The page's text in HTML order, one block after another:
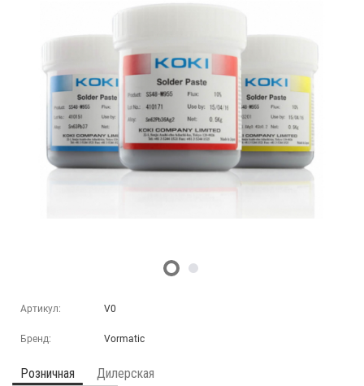
Артикул: V0
Бренд: Vormatic
Розничная Дилерская